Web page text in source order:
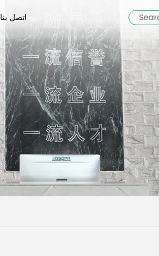
اتصل بنا